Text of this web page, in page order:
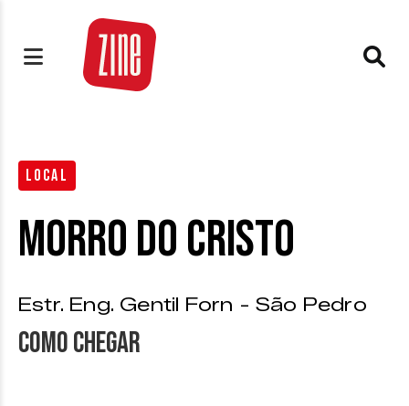
LOCAL
Morro do Cristo
Estr. Eng. Gentil Forn - São Pedro
Como chegar